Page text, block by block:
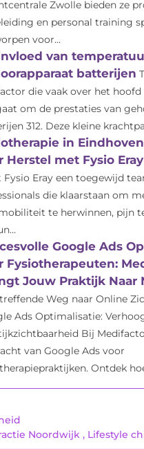
Zwolle bieden ze
en personal training
voor...
van
batterijen
die vaak over het
om de prestaties van
312. Deze kleine
in
Herstel met Fysio Eray
Fysio Eray een toegewijd
die klaarstaan om
te herwinnen, pijn
Google Ads
Fysiotherapeuten:
Jouw Praktijk Naar
Weg naar Online
Ads Optimalisatie:
Bij
van Google Ads voor
Ontdek
Noordwijk , Lifestyle